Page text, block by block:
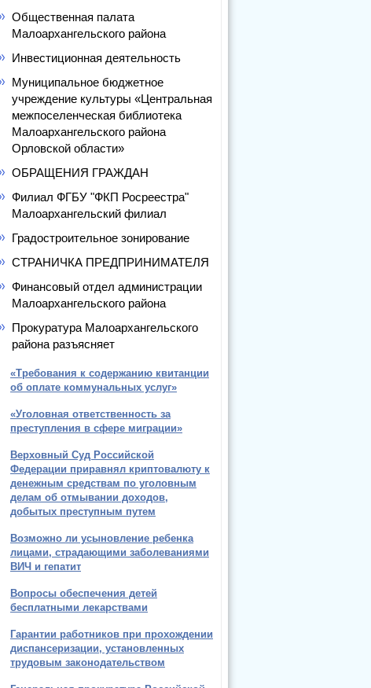
Общественная палата
Малоархангельского района
Инвестиционная деятельность
Муниципальное бюджетное
учреждение культуры «Центральная
межпоселенческая библиотека
Малоархангельского района
Орловской области»
ОБРАЩЕНИЯ ГРАЖДАН
Филиал ФГБУ "ФКП Росреестра"
Малоархангельский филиал
Градостроительное зонирование
СТРАНИЧКА ПРЕДПРИНИМАТЕЛЯ
Финансовый отдел администрации
Малоархангельского района
Прокуратура Малоархангельского
района разъясняет
«Требования к содержанию квитанции
об оплате коммунальных услуг»
«Уголовная ответственность за
преступления в сфере миграции»
Верховный Суд Российской
Федерации приравнял криптовалюту к
денежным средствам по уголовным
делам об отмывании доходов,
добытых преступным путем
Возможно ли усыновление ребенка
лицами, страдающими заболеваниями
ВИЧ и гепатит
Вопросы обеспечения детей
бесплатными лекарствами
Гарантии работников при прохождении
диспансеризации, установленных
трудовым законодательством